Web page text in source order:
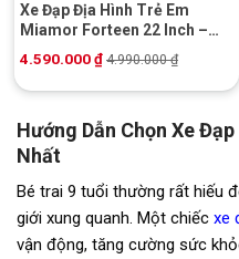
Xe Đạp Địa Hình Trẻ Em
Miamor Forteen 22 Inch –
Shimano
4.590.000₫ 4.990.000₫
Hướng Dẫn Chọn Xe
Nhất
Bé trai 9 tuổi thường rất hiếu
giới xung quanh. Một chiếc xe
vận động, tăng cường sức